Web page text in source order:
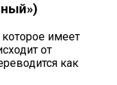
имеет
от
как